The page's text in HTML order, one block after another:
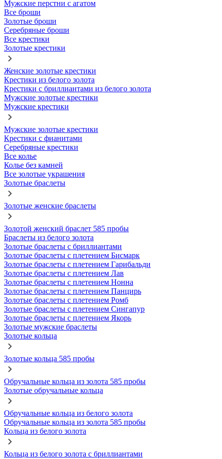
Мужские перстни с агатом
Все броши
Золотые броши
Серебряные броши
Все крестики
Золотые крестики
Женские золотые крестики
Крестики из белого золота
Крестики с бриллиантами из белого золота
Мужские золотые крестики
Мужские крестики
Мужские золотые крестики
Крестики с фианитами
Серебряные крестики
Все колье
Колье без камней
Все золотые украшения
Золотые браслеты
Золотые женские браслеты
Золотой женский браслет 585 пробы
Браслеты из белого золота
Золотые браслеты с бриллиантами
Золотые браслеты с плетением Бисмарк
Золотые браслеты с плетением Гарибальди
Золотые браслеты с плетением Лав
Золотые браслеты с плетением Нонна
Золотые браслеты с плетением Панцирь
Золотые браслеты с плетением Ромб
Золотые браслеты с плетением Сингапур
Золотые браслеты с плетением Якорь
Золотые мужские браслеты
Золотые кольца
Золотые кольца 585 пробы
Обручальные кольца из золота 585 пробы
Золотые обручальные кольца
Обручальные кольца из белого золота
Обручальные кольца из золота 585 пробы
Кольца из белого золота
Кольца из белого золота с бриллиантами